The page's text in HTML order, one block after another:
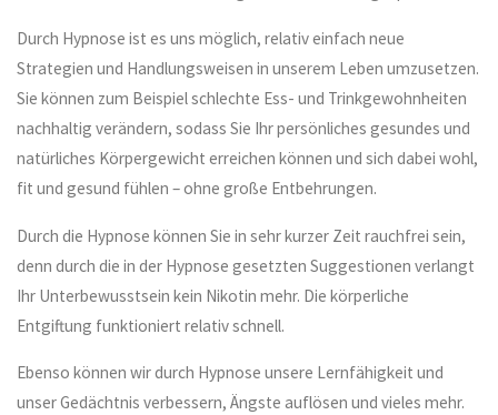
Durch Hypnose ist es uns möglich, relativ einfach neue
Strategien und Handlungsweisen in unserem Leben umzusetzen.
Sie können zum Beispiel schlechte Ess- und Trinkgewohnheiten
nachhaltig verändern, sodass Sie Ihr persönliches gesundes und
natürliches Körpergewicht erreichen können und sich dabei wohl,
fit und gesund fühlen – ohne große Entbehrungen.
Durch die Hypnose können Sie in sehr kurzer Zeit rauchfrei sein,
denn durch die in der Hypnose gesetzten Suggestionen verlangt
Ihr Unterbewusstsein kein Nikotin mehr. Die körperliche
Entgiftung funktioniert relativ schnell.
Ebenso können wir durch Hypnose unsere Lernfähigkeit und
unser Gedächtnis verbessern, Ängste auflösen und vieles mehr.